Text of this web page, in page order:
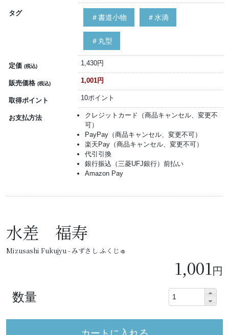
タグ
＃書道小物 ＃水滴
＃丸型
定価 (税込) 1,430円
販売価格 (税込) 1,001円
取得ポイント 10ポイント
お支払方法
クレジットカード（商品キャンセル、変更不
可）
PayPay（商品キャンセル、変更不可）
楽天Pay（商品キャンセル、変更不可）
代引引換
銀行振込（三菱UFJ銀行）前払い
Amazon Pay
水差 福寿
Mizusashi Fukujyu - みずさし ふくじゅ
1,001円
数量